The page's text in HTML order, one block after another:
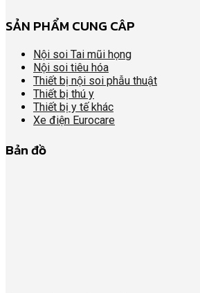
SẢN PHẨM CUNG CÂP
Nội soi Tai mũi họng
Nội soi tiêu hóa
Thiết bị nội soi phẫu thuật
Thiết bị thú y
Thiết bị y tế khác
Xe điện Eurocare
Bản đồ